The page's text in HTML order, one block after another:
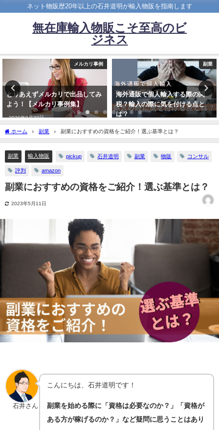
ネット物販歴20年以上の石井道明が輸入物販を指南します
無在庫輸入物販こそ至高のビ
ジネス
メルカリ事例
とりあえずメルカリで出品してみ
よう！【メルカリ事例集】
2020年9月23日
副業
海外通販で個人輸入する際の関
税？輸入の際に気を付ける点と
は？
ホーム 副業 副業におすすめの資格をご紹介！選ぶ基準とは？
副業 輸入物販 pickup 石井道明 副業 物販 コンサル
評判 amazon
副業におすすめの資格をご紹介！選ぶ基準とは？
2023年5月11日
石井さん
こんにちは、石井道明です！
副業を始める際に「資格は必要なのか？」「資格が
ある方が稼げるのか？」など疑問に思うことはあり